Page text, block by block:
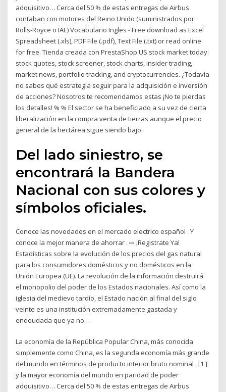
adquisitivo… Cerca del 50 % de estas entregas de Airbus
contaban con motores del Reino Unido (suministrados por
Rolls-Royce o IAE) Vocabulario Ingles - Free download as Excel
Spreadsheet (.xls), PDF File (.pdf), Text File (.txt) or read online
for free. Tienda creada con PrestaShop US stock market today:
stock quotes, stock screener, stock charts, insider trading,
market news, portfolio tracking, and cryptocurrencies. ¿Todavía
no sabes qué estrategia seguir para la adquisición e inversión
de acciones? Nosotros te recomendamos estas ¡No te pierdas
los detalles! % % El sector se ha beneficiado a su vez de cierta
liberalización en la compra venta de tierras aunque el precio
general de la hectárea sigue siendo bajo.
Del lado siniestro, se
encontrará la Bandera
Nacional con sus colores y
símbolos oficiales.
Conoce las novedades en el mercado electrico español . Y
conoce la mejor manera de ahorrar . ⇨ ¡Registrate Ya!
Estadísticas sobre la evolución de los precios del gas natural
para los consumidores domésticos y no domésticos en la
Unión Europea (UE). La revolución de la información destruirá
el monopolio del poder de los Estados nacionales. Así como la
iglesia del medievo tardío, el Estado nación al final del siglo
veinte es una institución extremadamente gastada y
endeudada que ya no…
La economía de la República Popular China, más conocida
simplemente como China, es la segunda economía más grande
del mundo en términos de producto interior bruto nominal . [1 ]
y la mayor economía del mundo en paridad de poder
adquisitivo… Cerca del 50 % de estas entregas de Airbus